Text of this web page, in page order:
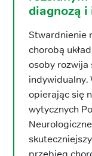
diagnozą
Stwardnienie
chorobą
osoby rozwija
indywidualny.
opierając się
wytycznych